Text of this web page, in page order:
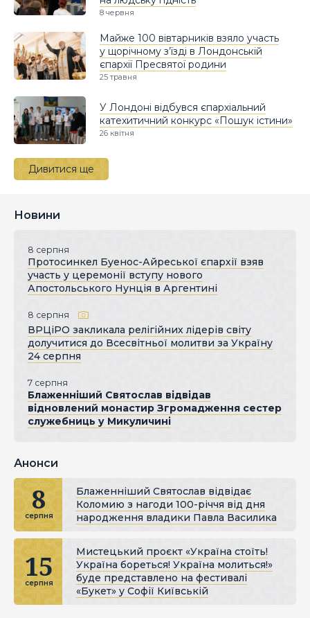
8 червня
Майже 100 вівтарників взяло участь
у щорічному з’їзді в Лондонській
єпархії Пресвятої родини
25 травня
У Лондоні відбувся єпархіальний
катехитичний конкурс «Пошук істини»
26 квітня
Дивитися ще
Новини
8 серпня
Протосинкел Буенос-Айреської єпархії взяв
участь у церемонії вступу нового
Апостольського Нунція в Аргентині
8 серпня
ВРЦіРО закликала релігійних лідерів світу
долучитися до Всесвітньої молитви за Україну
24 серпня
7 серпня
Блаженніший Святослав відвідав
відновлений монастир Згромадження сестер
служебниць у Микуличині
Анонси
8
серпня
Блаженніший Святослав відвідає
Коломию з нагоди 100-річчя від дня
народження владики Павла Василика
15
серпня
Мистецький проєкт «Україна стоїть!
Україна бореться! Україна молиться!»
буде представлено на фестивалі
«Букет» у Софії Київській